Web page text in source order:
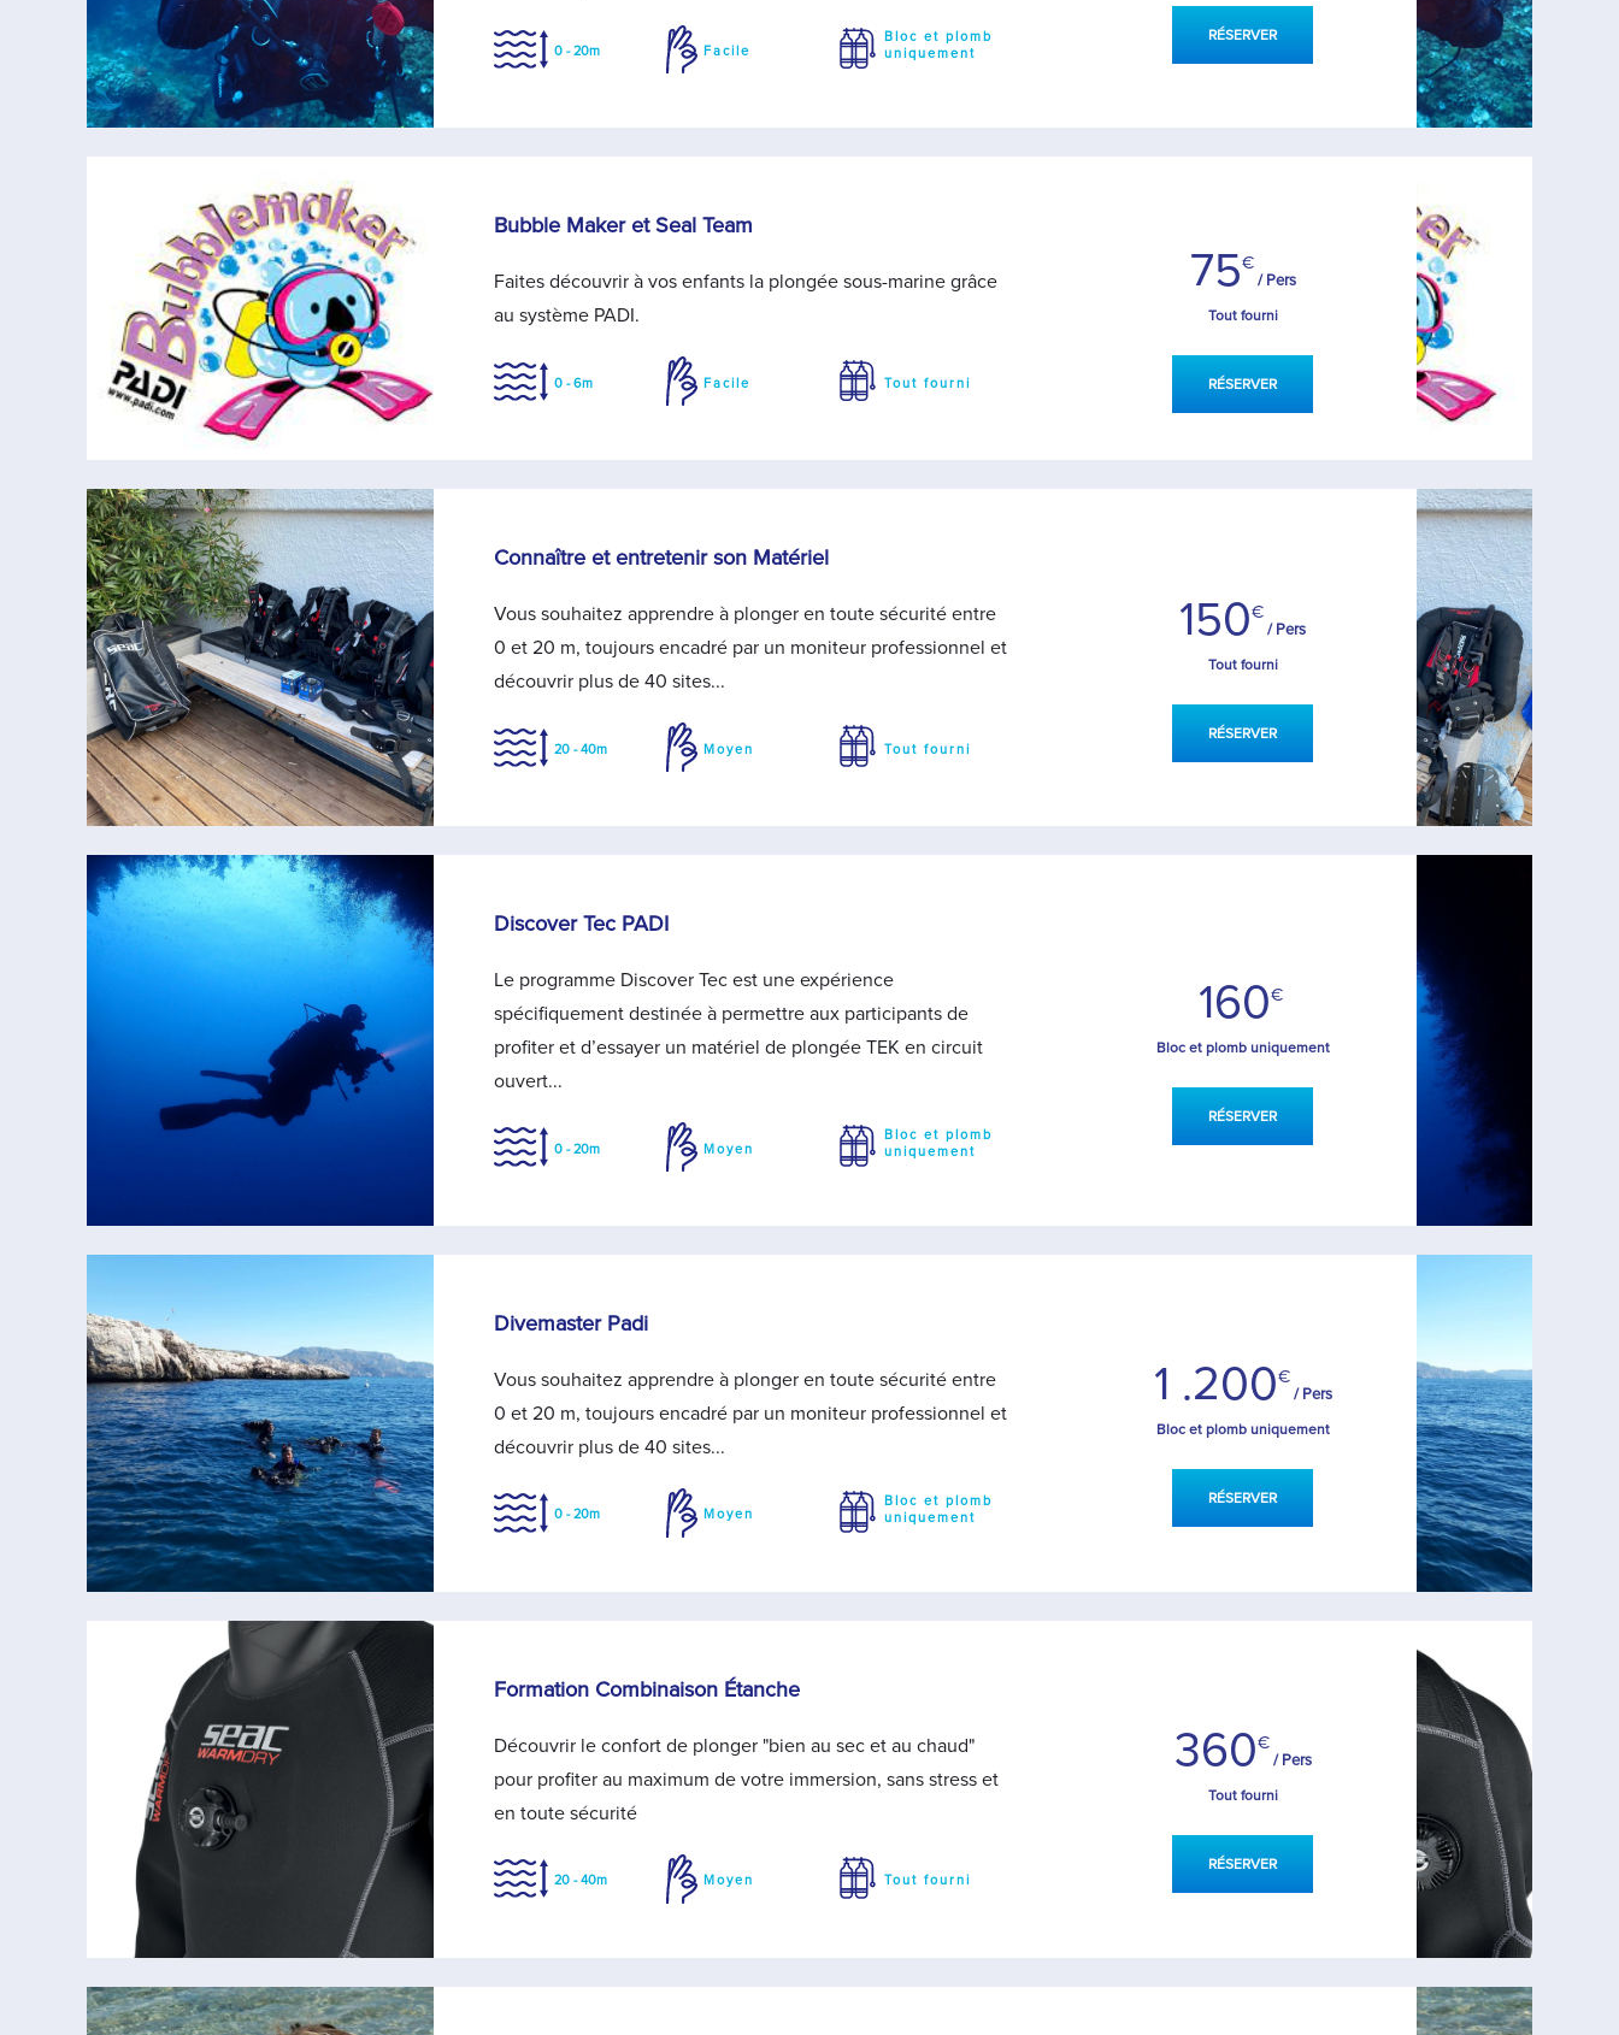
0 - 20m Facile
Bloc et plomb
uniquement
RÉSERVER
Bubble Maker et Seal Team
Faites découvrir à vos enfants la plongée sous-marine grâce
au système PADI.
0 - 6m Facile Tout fourni
75€
/ Pers
Tout fourni
RÉSERVER
Connaître et entretenir son Matériel
Vous souhaitez apprendre à plonger en toute sécurité entre
0 et 20 m, toujours encadré par un moniteur professionnel et
découvrir plus de 40 sites...
20 - 40m Moyen Tout fourni
150€
/ Pers
Tout fourni
RÉSERVER
Discover Tec PADI
Le programme Discover Tec est une expérience
spécifiquement destinée à permettre aux participants de
profiter et d’essayer un matériel de plongée TEK en circuit
ouvert...
0 - 20m Moyen
Bloc et plomb
uniquement
160€
Bloc et plomb uniquement
RÉSERVER
Divemaster Padi
Vous souhaitez apprendre à plonger en toute sécurité entre
0 et 20 m, toujours encadré par un moniteur professionnel et
découvrir plus de 40 sites...
0 - 20m Moyen
Bloc et plomb
uniquement
1 .200€
/ Pers
Bloc et plomb uniquement
RÉSERVER
Formation Combinaison Étanche
Découvrir le confort de plonger "bien au sec et au chaud"
pour profiter au maximum de votre immersion, sans stress et
en toute sécurité
20 - 40m Moyen Tout fourni
360€
/ Pers
Tout fourni
RÉSERVER